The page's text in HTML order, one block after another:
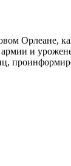
Орлеане,
и